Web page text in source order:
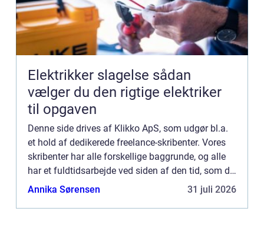
Elektrikker slagelse sådan
vælger du den rigtige elektriker
til opgaven
Denne side drives af Klikko ApS, som udgør bl.a.
et hold af dedikerede freelance-skribenter. Vores
skribenter har alle forskellige baggrunde, og alle
har et fuldtidsarbejde ved siden af den tid, som de
bruger på at skrive aktuelle indlæg til denne bl...
Annika Sørensen 31 juli 2026